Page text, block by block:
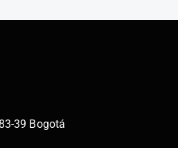
39 Bogotá